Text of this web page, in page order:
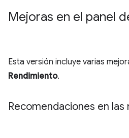
Mejoras en el panel
Esta versión incluye varias
Rendimiento.
Recomendaciones en